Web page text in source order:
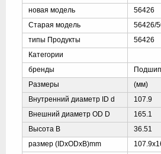
новая модель
56426
Старая модель
56426/
типы Продукты
56426
Категории
бренды
Размеры
(мм)
Внутренний диаметр ID d
107.9
Внешний диаметр OD D
165.1
Высота B
36.51
размер (IDxODxB)mm